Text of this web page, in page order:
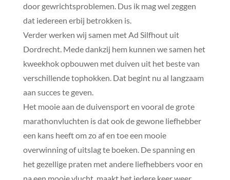
door gewrichtsproblemen. Dus ik mag wel zeggen
dat iedereen erbij betrokken is.
Verder werken wij samen met Ad Silfhout uit
Dordrecht. Mede dankzij hem kunnen we samen het
kweekhok opbouwen met duiven uit het beste van
verschillende tophokken. Dat begint nu al langzaam
aan succes te geven.
Het mooie aan de duivensport en vooral de grote
marathonvluchten is dat ook de gewone liefhebber
een kans heeft om zo af en toe een mooie
overwinning of uitslag te boeken. De spanning en
het gezellige praten met andere liefhebbers voor en